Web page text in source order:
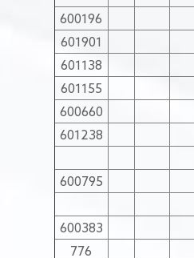
600196
601901
601138
601155
600660
601238
600795
600383
776